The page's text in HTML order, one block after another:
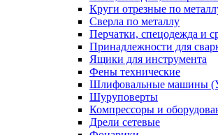
Круги отрезные по
Сверла по металлу
Перчатки, спецодежда и
Принадлежности для
Ящики для инструмента
Фены технические
Шлифовальные машины
Шуруповерты
Компрессоры и
Дрели сетевые